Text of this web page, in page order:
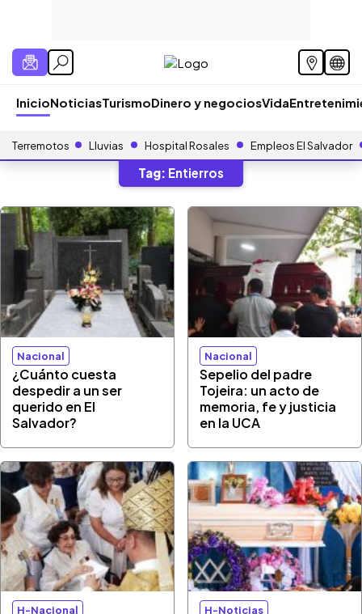
InicioNoticiasTurismoDinero y negociosVida
Terremotos Lluvias Hospital Rosales Empleos El Salvador
Tag: Entierros
Nacional
¿Cuánto cuesta
despedir a un ser
querido en El
Salvador?
Nacional
Sepelio del padre
Tojeira: un acto de
memoria, fe y justicia
en la UCA
H-Nacional H-Noticias